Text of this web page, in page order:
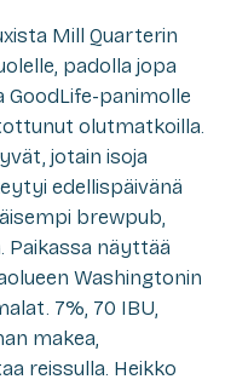
Mill Quarterin
padolla jopa
GoodLife-panimolle
olutmatkoilla.
jotain isoja
edellispäivänä
brewpub,
näyttää
Washingtonin
7%, 70 IBU,
makea,
reissulla. Heikko